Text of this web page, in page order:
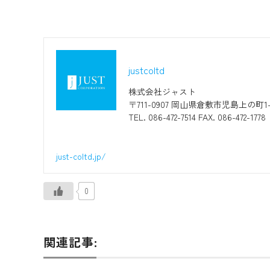
justcoltd
株式会社ジャスト
〒711-0907 岡山県倉敷市児島上の町
TEL. 086-472-7514 FAX. 086-472-1778
just-coltd.jp/
0
関連記事: